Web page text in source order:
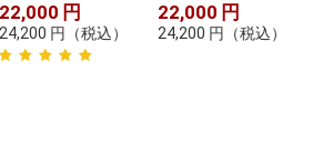
22,000 円
24,200 円 （税込）
22,000 円
24,200 円 （税込）